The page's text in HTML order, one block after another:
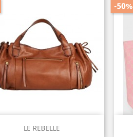
LE REBELLE
Aperçu rapide
-50%